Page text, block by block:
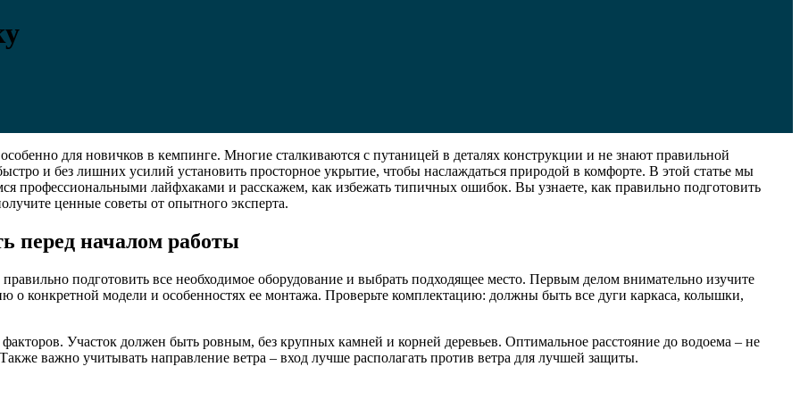
для новичков в кемпинге. Многие сталкиваются с путаницей в деталях конструкции и не знают правильной
и без лишних усилий установить просторное укрытие, чтобы наслаждаться природой в комфорте. В этой статье мы
профессиональными лайфхаками и расскажем, как избежать типичных ошибок. Вы узнаете, как правильно подготовить
ценные советы от опытного эксперта.
перед началом работы
подготовить все необходимое оборудование и выбрать подходящее место. Первым делом внимательно изучите
конкретной модели и особенностях ее монтажа. Проверьте комплектацию: должны быть все дуги каркаса, колышки,
Участок должен быть ровным, без крупных камней и корней деревьев. Оптимальное расстояние до водоема – не
важно учитывать направление ветра – вход лучше располагать против ветра для лучшей защиты.